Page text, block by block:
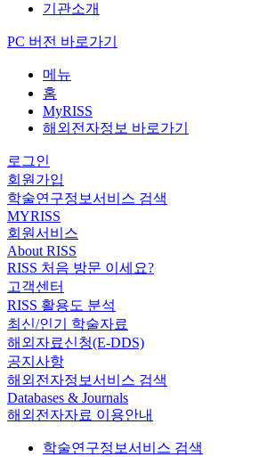
기관소개
PC 버전 바로가기
메뉴
홈
MyRISS
해외전자정보 바로가기
로그인
회원가입
학술연구정보서비스 검색
MYRISS
회원서비스
About RISS
RISS 처음 방문 이세요?
고객센터
RISS 활용도 분석
최신/인기 학술자료
해외자료신청(E-DDS)
공지사항
해외전자정보서비스 검색
Databases & Journals
해외전자자료 이용안내
학술연구정보서비스 검색